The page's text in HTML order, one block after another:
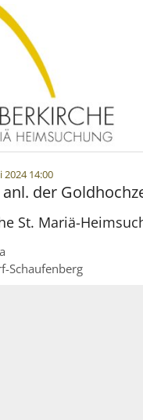
2024 14:00:
anl. der
St. Mariä-
Schaufenberg